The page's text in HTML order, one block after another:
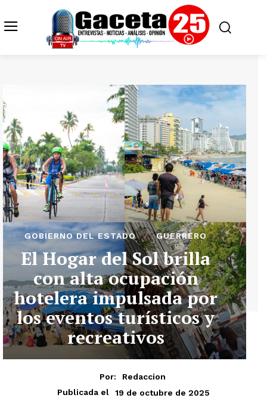
GOBIERNO DEL ESTADO GUERRERO
El Hogar del Sol brilla
con alta ocupación
hotelera impulsada por
los eventos turísticos y
recreativos
Por:
Redaccion
Publicada el
19 de octubre de 2025